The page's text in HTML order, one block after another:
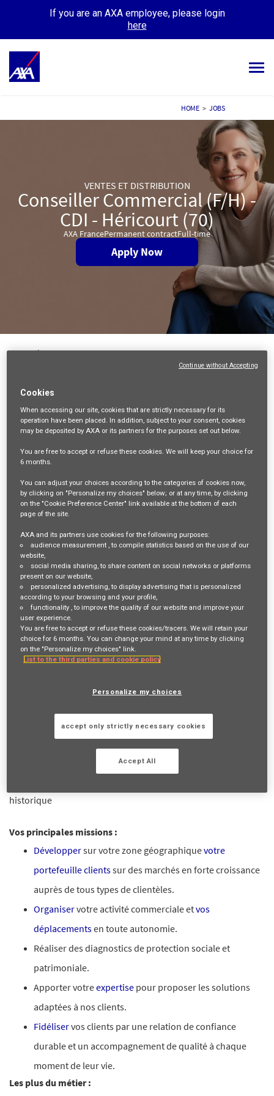
If you are an AXA employee, please login
here
MY APPLICATIONS MY PROFILE
HOME > JOBS
VENTES ET DISTRIBUTION
Conseiller Commercial (F/H) -
CDI - Héricourt (70)
AXA FrancePermanent contractFull-time
Apply Now
Back
(70)
70-HAUTE-SAONE, FR, 99999
VENTES ET DISTRIBUTION
Get future jobs matching this search
Login
Job Description
VOTRE RÔLE ET VOS MISSIONS
Fibre commerciale, exigenceet goût duchallengesont des
mots qui vous parlent ?L’empathiefait partie de vos
principales qualités ? Vous souhaitez exercer un
une mission inspirante « Agir pour le progrès humain en
protégeant ce qui compte» en accompagnant vosclients
tous les événements importants de leur vie.
construire votre propre parcours
historique
Vos principales missions :
Développersur votre zone géographiquevotre
portefeuille clientssur des marchés en forte croissance
auprès de tous types de clientèles.
Organiservotre activité commerciale etvos
déplacementsen toute autonomie.
Réaliser des diagnostics de protection sociale et
patrimoniale.
Apporter votreexpertise pour proposer les solutions
adaptées à nos clients.
Fidéliservos clients par une relation de confiance
durable et un accompagnement de qualité à chaque
moment de leur vie.
Les plus du métier :
Cookies
When accessing our site, cookies that are strictly necessary for its
operation have been placed. In addition, subject to your consent, cookies
may be deposited by AXA or its partners for the purposes set out below.
You are freeto accept or refusethese cookies. We will keep your choice for
6 months.
You can adjust your choices according to the categories of cookies now,
by clicking on "Personalize my choices" below; or at any time, by clicking
on the "Cookie Preference Center" link available at the bottom of each
page of the site.
AXA and its partners use cookies for the following purposes:
audience measurement , to compile statistics based on the use of our
website,
social media sharing, to share content on social networks or platforms
present on our website,
personalized advertising, to display advertising that is personalized
according to your browsing and your profile,
functionality , to improve the quality of our website and improve your
user experience.
You are free to accept or refuse these cookies/tracers. We will retain your
choice for 6 months. You can change your mind at any time by clicking
on the "Personalize my choices" link.
List to the third parties and cookie policy
Personalize my choices
accept only strictly necessary cookies
Accept All
Continue without Accepting